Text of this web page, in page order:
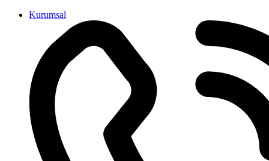
İçeriğeKurumsal